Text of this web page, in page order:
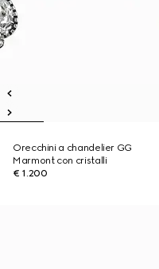
Orecchini a chandelier GG
Marmont con cristalli
€ 1.200